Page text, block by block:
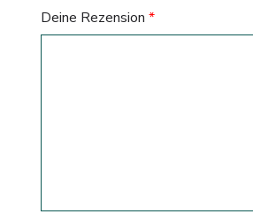
Deine Rezension *